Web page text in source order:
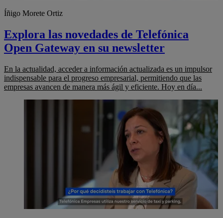
Íñigo Morete Ortiz
Explora las novedades de Telefónica
Open Gateway en su newsletter
En la actualidad, acceder a información actualizada es un impulsor
indispensable para el progreso empresarial, permitiendo que las
empresas avancen de manera más ágil y eficiente. Hoy en día...